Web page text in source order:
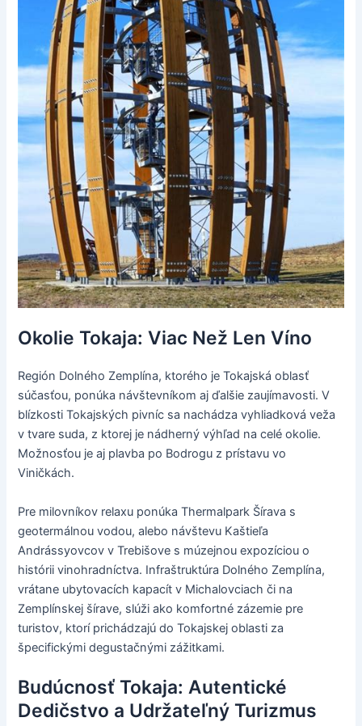
Okolie Tokaja: Viac Než Len Víno
Región Dolného Zemplína, ktorého je Tokajská oblasť
súčasťou, ponúka návštevníkom aj ďalšie zaujímavosti. V
blízkosti Tokajských pivníc sa nachádza vyhliadková veža
v tvare suda, z ktorej je nádherný výhľad na celé okolie.
Možnosťou je aj plavba po Bodrogu z prístavu vo
Viničkách.
Pre milovníkov relaxu ponúka Thermalpark Šírava s
geotermálnou vodou, alebo návštevu Kaštieľa
Andrássyovcov v Trebišove s múzejnou expozíciou o
histórii vinohradníctva. Infraštruktúra Dolného Zemplína,
vrátane ubytovacích kapacít v Michalovciach či na
Zemplínskej šírave, slúži ako komfortné zázemie pre
turistov, ktorí prichádzajú do Tokajskej oblasti za
špecifickými degustačnými zážitkami.
Budúcnosť Tokaja: Autentické
Dedičstvo a Udržateľný Turizmus